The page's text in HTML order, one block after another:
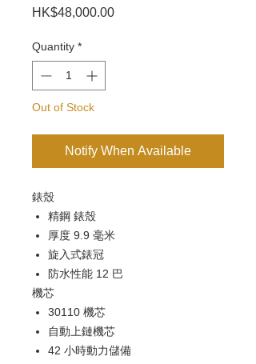
HK$48,000.00Price
Quantity *
Out of Stock
Notify When Available
錶殼
精鋼 錶殼
厚度 9.9 毫米
旋入式錶冠
防水性能 12 巴
機芯
30110 機芯
自動上鏈機芯
42 小時動力儲備